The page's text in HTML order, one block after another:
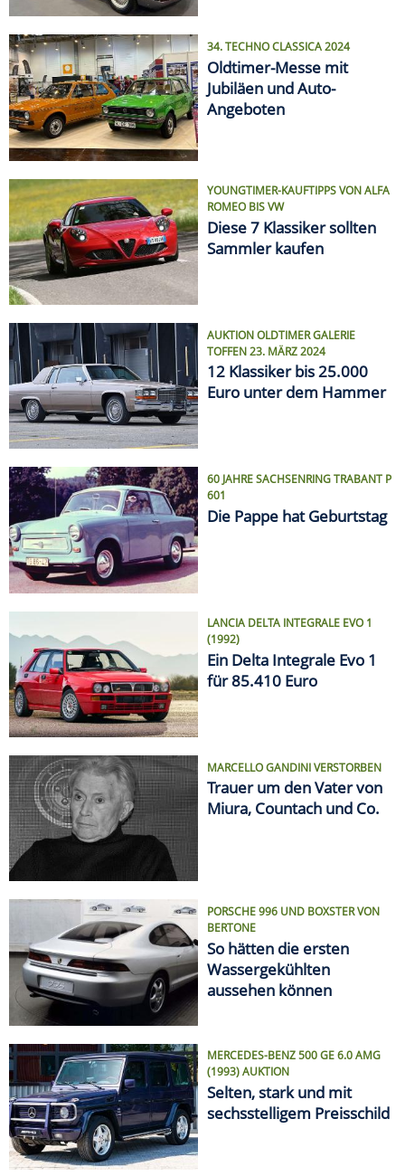
34. TECHNO CLASSICA 2024
Oldtimer-Messe mit
Jubiläen und Auto-
Angeboten
YOUNGTIMER-KAUFTIPPS VON ALFA
ROMEO BIS VW
Diese 7 Klassiker sollten
Sammler kaufen
AUKTION OLDTIMER GALERIE
TOFFEN 23. MÄRZ 2024
12 Klassiker bis 25.000
Euro unter dem Hammer
60 JAHRE SACHSENRING TRABANT P
601
Die Pappe hat Geburtstag
LANCIA DELTA INTEGRALE EVO 1
(1992)
Ein Delta Integrale Evo 1
für 85.410 Euro
MARCELLO GANDINI VERSTORBEN
Trauer um den Vater von
Miura, Countach und Co.
PORSCHE 996 UND BOXSTER VON
BERTONE
So hätten die ersten
Wassergekühlten
aussehen können
MERCEDES-BENZ 500 GE 6.0 AMG
(1993) AUKTION
Selten, stark und mit
sechsstelligem Preisschild